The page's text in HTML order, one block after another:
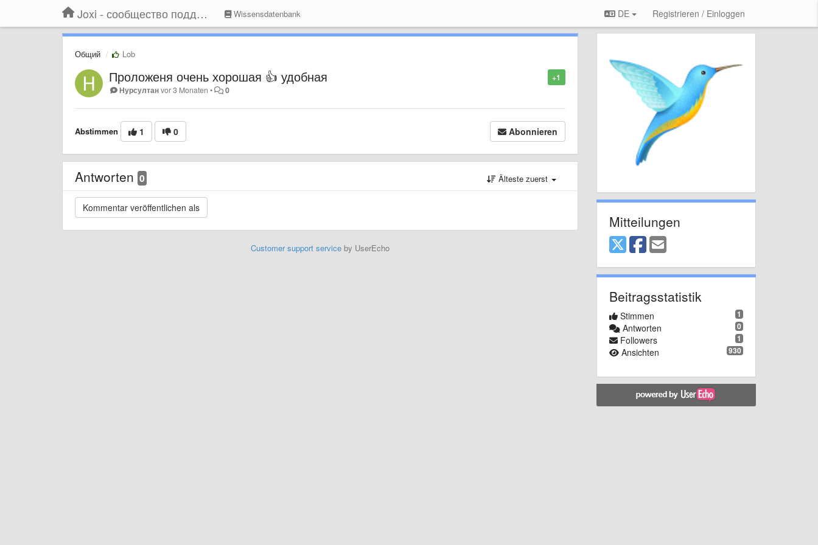
Joxi - сообщество поддержки Wissensdatenbank DE Registrieren / Einloggen
Общий Lob
+1
Проложеня очень хорошая 👍 удобная
Нурсултанvor 3 Monaten • 0
Abstimmen 1 0 Abonnieren
Antworten 0 Älteste zuerst
Customer support serviceby UserEcho
Mitteilungen
Beitragsstatistik
1
Stimmen
0
Antworten
1
Followers
930
Ansichten